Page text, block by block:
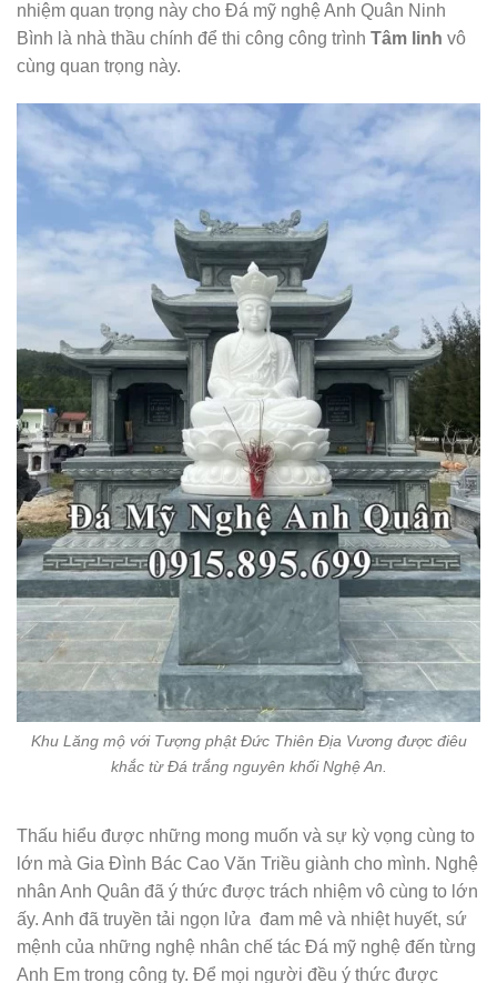
nhiệm quan trọng này cho Đá mỹ nghệ Anh Quân Ninh
Bình là nhà thầu chính để thi công công trình Tâm linh vô
cùng quan trọng này.
Khu Lăng mộ với Tượng phật Đức Thiên Địa Vương được điêu
khắc từ Đá trắng nguyên khối Nghệ An.
Thấu hiểu được những mong muốn và sự kỳ vọng cùng to
lớn mà Gia Đình Bác Cao Văn Triều giành cho mình. Nghệ
nhân Anh Quân đã ý thức được trách nhiệm vô cùng to lớn
ấy. Anh đã truyền tải ngọn lửa đam mê và nhiệt huyết, sứ
mệnh của những nghệ nhân chế tác Đá mỹ nghệ đến từng
Anh Em trong công ty. Để mọi người đều ý thức được